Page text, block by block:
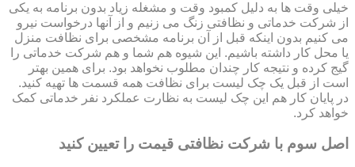
خیلی وقت ها به دلیل کمبود وقت و مشغله زیاد بدون برنامه به یکی
از شرکت خدماتی و نظافتی زنگ می زنیم و از آنها درخواست نیرو
می کنیم بدون اینکه قبل از آن برنامه مشخصی برای نظافت منزل
یا محل کار داشته باشیم. این شیوه هم شما و هم شرکت خدماتی را
گیج کرده و نتیجه کار چندان مطلوب نخواهد بود. برای همین بهتر
است از قبل یک چک لیست برای نظافت همه قسمت ها تهیه کنید.
در پایان کار هم این چک لیست به نظارت عملکرد نفر خدماتی کمک
خواهد کرد.
اصل سوم با شرکت نظافتی قیمت را تعیین کنید